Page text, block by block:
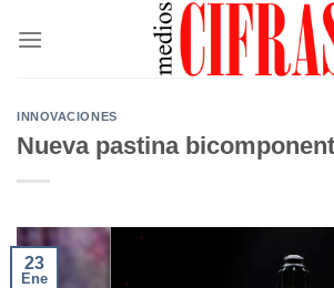
INNOVACIONES
Nueva pastina
23
Ene